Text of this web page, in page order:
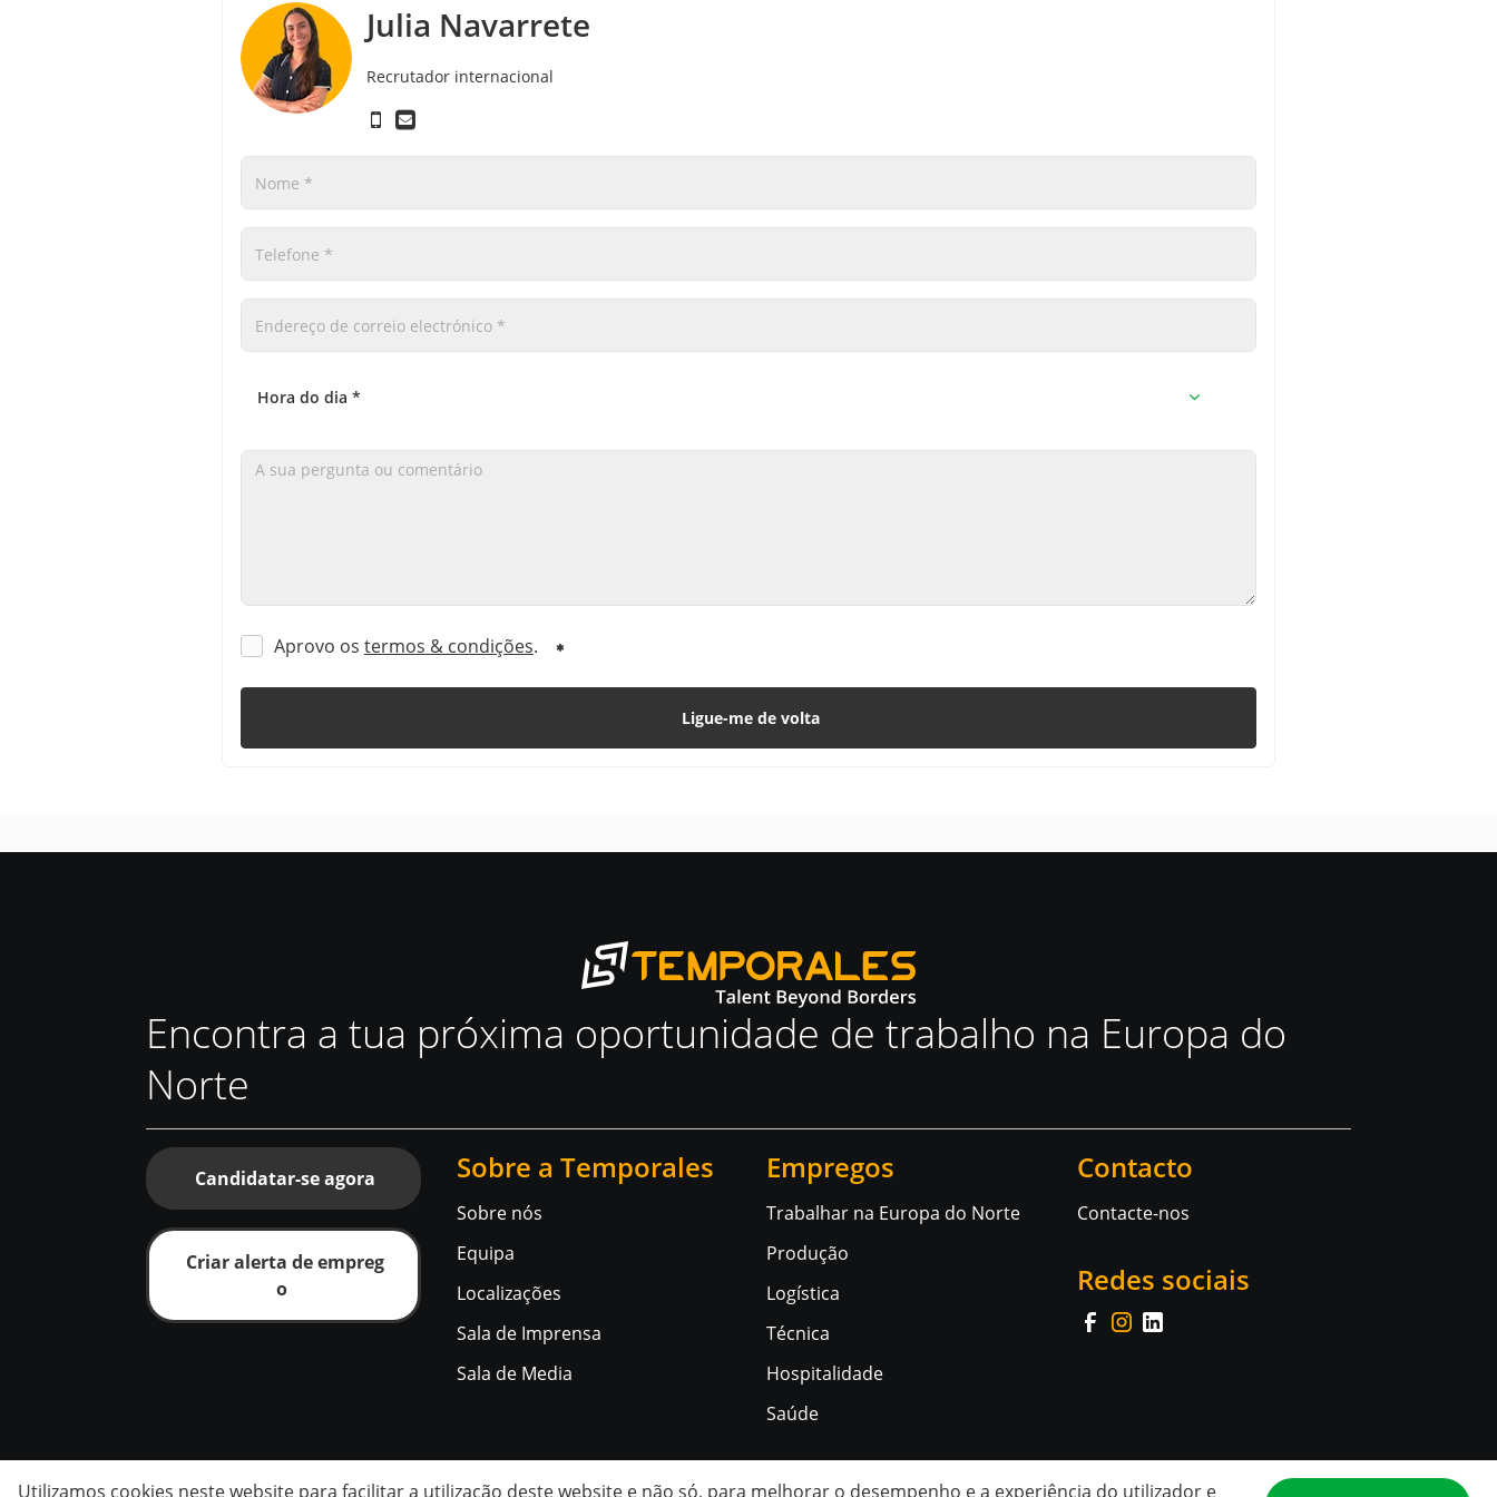
Julia Navarrete
Recrutador internacional
Aprovo os termos & condições.
Ligue-me de volta
Encontra a tua próxima oportunidade de trabalho na Europa do
Norte
Candidatar-se agora
Criar alerta de empreg
o
Sobre a Temporales
Sobre nós
Equipa
Localizações
Sala de Imprensa
Sala de Media
Empregos
Trabalhar na Europa do Norte
Produção
Logística
Técnica
Hospitalidade
Saúde
Contacto
Contacte-nos
Redes sociais
Utilizamos cookies neste website para facilitar a utilização deste website e não só, para melhorar o desempenho e a experiência do utilizador e